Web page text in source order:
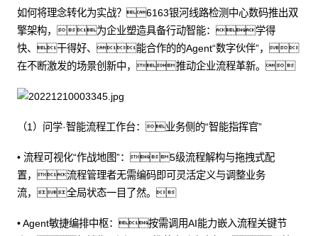
如何将理念转化为实战？6163银河线路检测中心数码推出双
擎架构，为企业塑造具备行动智能：学得
快、干得好、能合作的的Agent“数字伙伴”，
在不断激发的场景创新中，推动企业流程革新。
（1）问学·智能流程工作台：业务侧的“智能指挥官”
• 流程可视化“作战地图”：5级流程解构与拖拽式配
置，流程管理者无需编码即可灵活定义与调整业务
流，全局状态一目了然。
• Agent敏捷编排中枢：按需调用AI能力嵌入流程关键节